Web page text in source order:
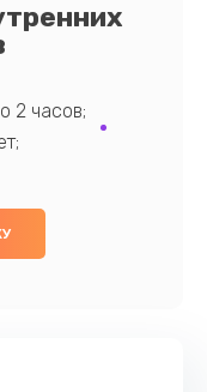
2 часов;